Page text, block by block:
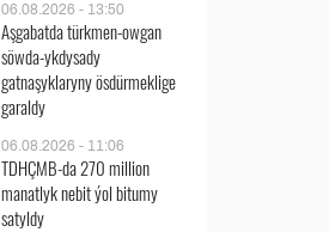
06.08.2026 - 13:50
Aşgabatda türkmen-owgan
söwda-ykdysady
gatnaşyklaryny ösdürmeklige
garaldy
06.08.2026 - 11:06
TDHÇMB-da 270 million
manatlyk nebit ýol bitumy
satyldy